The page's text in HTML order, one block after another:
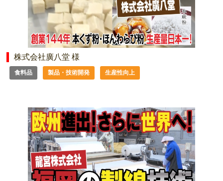
株式会社廣八堂 様
食料品 製品・技術開発 生産性向上